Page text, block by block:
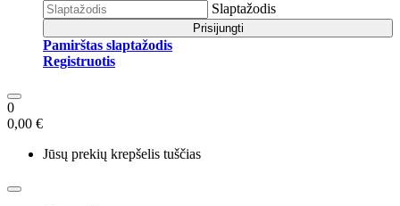
Slaptažodis
Prisijungti
Pamirštas slaptažodis
Registruotis
0
0,00 €
Jūsų prekių krepšelis tuščias